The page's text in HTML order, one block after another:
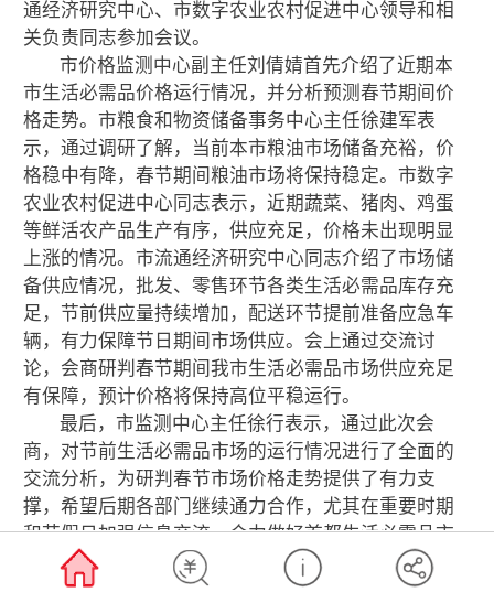
通经济研究中心、市数字农业农村促进中心领导和相
关负责同志参加会议。
市价格监测中心副主任刘倩婧首先介绍了近期本
市生活必需品价格运行情况，并分析预测春节期间价
格走势。市粮食和物资储备事务中心主任徐建军表
示，通过调研了解，当前本市粮油市场储备充裕，价
格稳中有降，春节期间粮油市场将保持稳定。市数字
农业农村促进中心同志表示，近期蔬菜、猪肉、鸡蛋
等鲜活农产品生产有序，供应充足，价格未出现明显
上涨的情况。市流通经济研究中心同志介绍了市场储
备供应情况，批发、零售环节各类生活必需品库存充
足，节前供应量持续增加，配送环节提前准备应急车
辆，有力保障节日期间市场供应。会上通过交流讨
论，会商研判春节期间我市生活必需品市场供应充足
有保障，预计价格将保持高位平稳运行。
最后，市监测中心主任徐行表示，通过此次会
商，对节前生活必需品市场的运行情况进行了全面的
交流分析，为研判春节市场价格走势提供了有力支
撑，希望后期各部门继续通力合作，尤其在重要时期
和节假日加强信息交流，合力做好首都生活必需品市
场保供稳价工作。